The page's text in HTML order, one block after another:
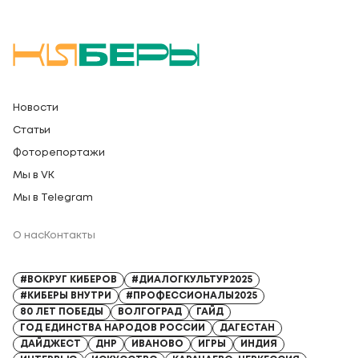
Новости
Статьи
Фоторепортажи
Мы в VK
Мы в Telegram
О насКонтакты
#ВОКРУГ КИБЕРОВ
#ДИАЛОГКУЛЬТУР2025
#КИБЕРЫ ВНУТРИ
#ПРОФЕССИОНАЛЫ2025
80 ЛЕТ ПОБЕДЫ
ВОЛГОГРАД
ГАЙД
ГОД ЕДИНСТВА НАРОДОВ РОССИИ
ДАГЕСТАН
ДАЙДЖЕСТ
ДНР ИВАНОВО ИГРЫ
ИНДИЯ